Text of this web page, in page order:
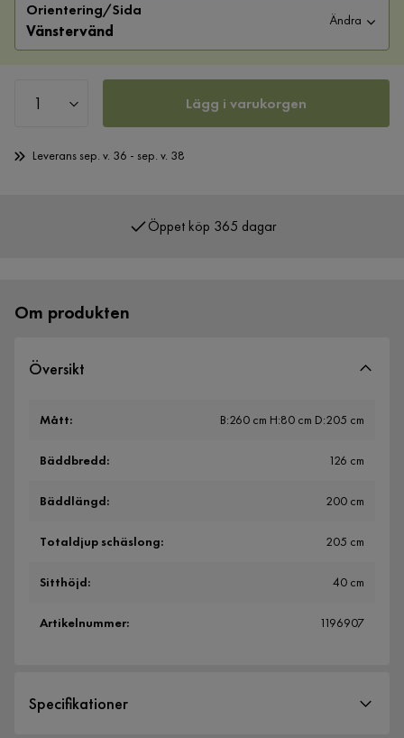
Orientering/Sida
Vänstervänd
Ändra
Lägg i varukorgen
Leverans sep. v. 36 - sep. v. 38
Öppet köp 365 dagar
Om produkten
Översikt
Mått: B:260 cm H:80 cm D:205 cm
Bäddbredd: 126 cm
Bäddlängd: 200 cm
Totaldjup schäslong: 205 cm
Sitthöjd: 40 cm
Artikelnummer: 1196907
Specifikationer